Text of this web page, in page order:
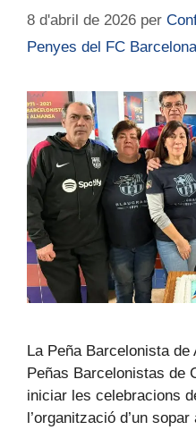
8 d'abril de 2026 per
Penyes del FC Barcelona
La Peña Barcelonista
Peñas Barcelonistas de
iniciar les celebracions
l’organització d’un